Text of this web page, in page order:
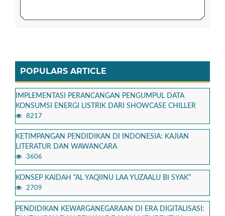
POPULARS ARTICLE
IMPLEMENTASI PERANCANGAN PENGUMPUL DATA
KONSUMSI ENERGI LISTRIK DARI SHOWCASE CHILLER
8217
KETIMPANGAN PENDIDIKAN DI INDONESIA: KAJIAN
LITERATUR DAN WAWANCARA
3606
KONSEP KAIDAH “AL YAQIINU LAA YUZAALU BI SYAK”
2709
PENDIDIKAN KEWARGANEGARAAN DI ERA DIGITALISASI: